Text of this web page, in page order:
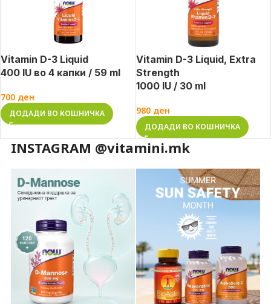
Vitamin D-3 Liquid
400 IU во 4 капки / 59 ml
700 ден
ДОДАДИ ВО КОШНИЧКА
Vitamin D-3 Liquid, Extra
Strength
1000 IU / 30 ml
980 ден
ДОДАДИ ВО КОШНИЧКА
INSTAGRAM @vitamini.mk